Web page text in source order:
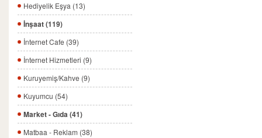
Hediyelik Eşya (13)
İnşaat (119)
İnternet Cafe (39)
İnternet Hizmetleri (9)
Kuruyemiş/Kahve (9)
Kuyumcu (54)
Market - Gıda (41)
Matbaa - Reklam (38)